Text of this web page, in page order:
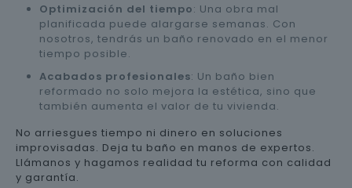
Optimización del tiempo: Una obra mal
planificada puede alargarse semanas. Con
nosotros, tendrás un baño renovado en el menor
tiempo posible.
Acabados profesionales: Un baño bien
reformado no solo mejora la estética, sino que
también aumenta el valor de tu vivienda.
No arriesgues tiempo ni dinero en soluciones
improvisadas. Deja tu baño en manos de expertos.
Llámanos y hagamos realidad tu reforma con calidad
y garantía.